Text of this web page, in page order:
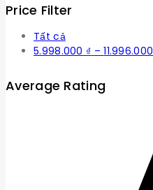
Price Filter
Tất cả
5.998.000 ₫ – 11.996.000
Average Rating